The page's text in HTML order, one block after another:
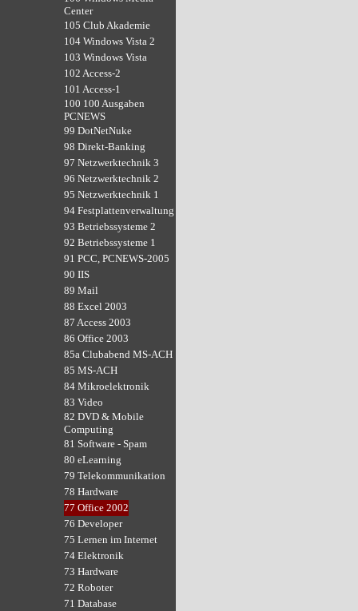
Center
105 Club Akademie
104 Windows Vista 2
103 Windows Vista
102 Access-2
101 Access-1
100 100 Ausgaben
PCNEWS
99 DotNetNuke
98 Direkt-Banking
97 Netzwerktechnik 3
96 Netzwerktechnik 2
95 Netzwerktechnik 1
94 Festplattenverwaltung
93 Betriebssysteme 2
92 Betriebssysteme 1
91 PCC, PCNEWS-2005
90 IIS
89 Mail
88 Excel 2003
87 Access 2003
86 Office 2003
85a Clubabend MS-ACH
85 MS-ACH
84 Mikroelektronik
83 Video
82 DVD & Mobile
Computing
81 Software - Spam
80 eLearning
79 Telekommunikation
78 Hardware
77 Office 2002
76 Developer
75 Lernen im Internet
74 Elektronik
73 Hardware
72 Roboter
71 Database